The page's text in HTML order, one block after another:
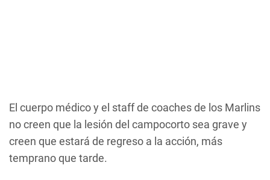
El cuerpo médico y el staff de coaches de los Marlins
no creen que la lesión del campocorto sea grave y
creen que estará de regreso a la acción, más
temprano que tarde.